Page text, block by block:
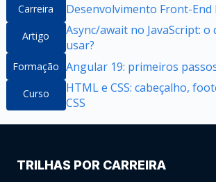
Carreira Desenvolvimento Front-End
Artigo
Async/await no JavaScript: o
usar?
Formação Angular 19: primeiros
Curso
HTML e CSS: cabeçalho,
CSS
TRILHAS POR CARREIRA